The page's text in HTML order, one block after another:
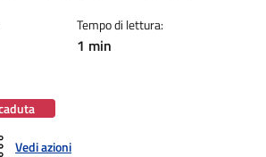
Tempo di lettura:
1 min
Vedi azioni